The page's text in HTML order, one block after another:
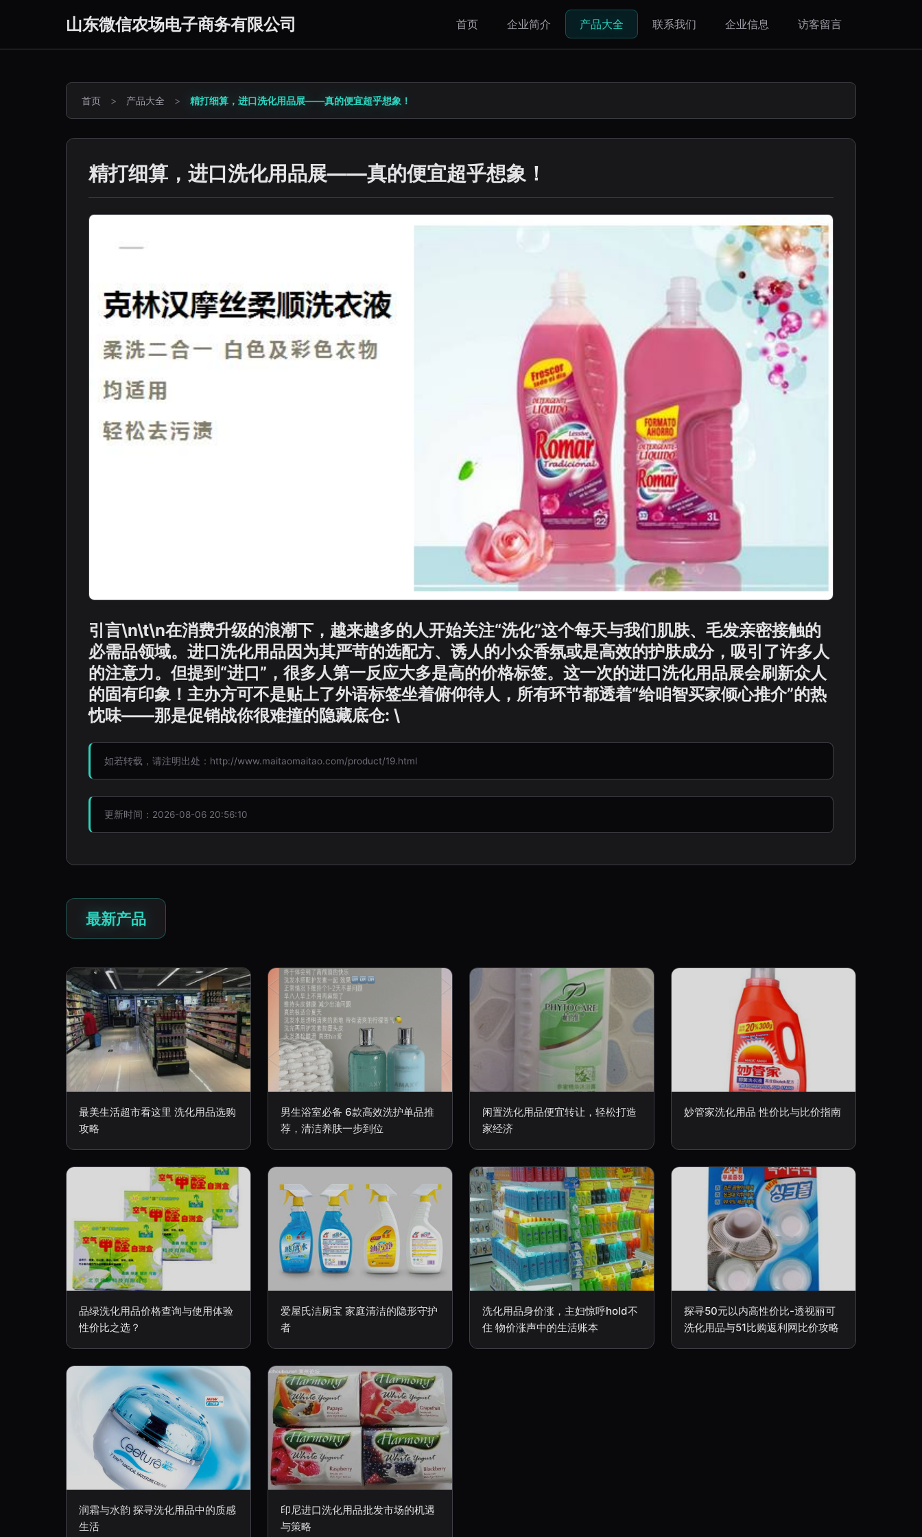
山东微信农场电子商务有限公司 首页 企业简介 产品大全 联系我们 企业信息 访客留言
首页 > 产品大全 > 精打细算，进口洗化用品展——真的便宜超乎想象！
精打细算，进口洗化用品展——真的便宜超乎想象！
引言\n\t\n在消费升级的浪潮下，越来越多的人开始关注“洗化”这个每天与我们肌肤、毛发亲密接触的
必需品领域。进口洗化用品因为其严苛的选配方、诱人的小众香氛或是高效的护肤成分，吸引了许多人
的注意力。但提到“进口”，很多人第一反应大多是高的价格标签。这一次的进口洗化用品展会刷新众人
的固有印象！主办方可不是贴上了外语标签坐着俯仰待人，所有环节都透着“给咱智买家倾心推介”的热
忱味——那是促销战你很难撞的隐藏底仓: \
如若转载，请注明出处：http://www.maitaomaitao.com/product/19.html
更新时间：2026-08-06 20:56:10
最新产品
最美生活超市看这里 洗化用品选购
攻略
男生浴室必备 6款高效洗护单品推
荐，清洁养肤一步到位
闲置洗化用品便宜转让，轻松打造
家经济
妙管家洗化用品 性价比与比价指南
品绿洗化用品价格查询与使用体验
性价比之选？
爱屋氏洁厕宝 家庭清洁的隐形守护
者
洗化用品身价涨，主妇惊呼hold不
住 物价涨声中的生活账本
探寻50元以内高性价比-透视丽可
洗化用品与51比购返利网比价攻略
润霜与水韵 探寻洗化用品中的质感
生活
印尼进口洗化用品批发市场的机遇
与策略